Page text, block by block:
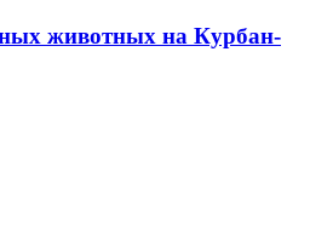
животных на Курбан-